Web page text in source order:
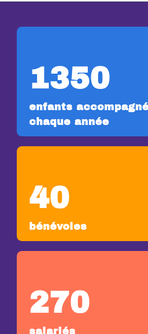
1350
enfants
chaque année
40
bénévoles
270
salariés